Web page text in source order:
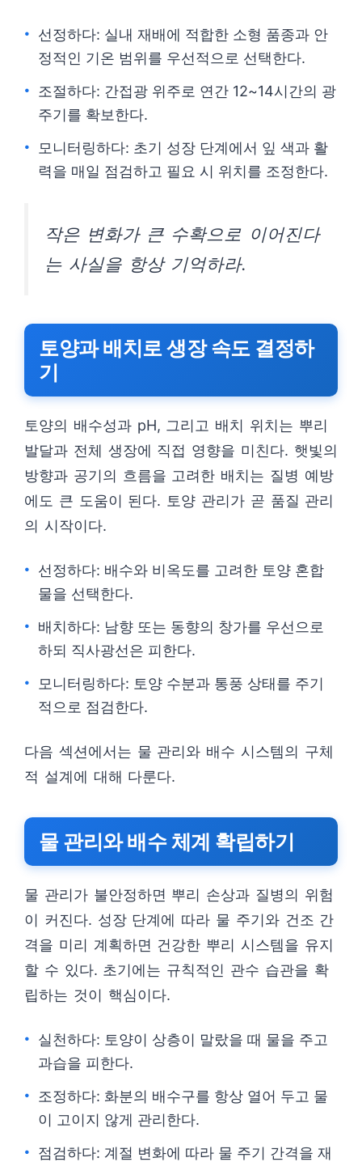
선정하다: 실내 재배에 적합한 소형 품종과 안
정적인 기온 범위를 우선적으로 선택한다.
조절하다: 간접광 위주로 연간 12~14시간의 광
주기를 확보한다.
모니터링하다: 초기 성장 단계에서 잎 색과 활
력을 매일 점검하고 필요 시 위치를 조정한다.
작은 변화가 큰 수확으로 이어진다
는 사실을 항상 기억하라.
토양과 배치로 생장 속도 결정하
기
토양의 배수성과 pH, 그리고 배치 위치는 뿌리
발달과 전체 생장에 직접 영향을 미친다. 햇빛의
방향과 공기의 흐름을 고려한 배치는 질병 예방
에도 큰 도움이 된다. 토양 관리가 곧 품질 관리
의 시작이다.
선정하다: 배수와 비옥도를 고려한 토양 혼합
물을 선택한다.
배치하다: 남향 또는 동향의 창가를 우선으로
하되 직사광선은 피한다.
모니터링하다: 토양 수분과 통풍 상태를 주기
적으로 점검한다.
다음 섹션에서는 물 관리와 배수 시스템의 구체
적 설계에 대해 다룬다.
물 관리와 배수 체계 확립하기
물 관리가 불안정하면 뿌리 손상과 질병의 위험
이 커진다. 성장 단계에 따라 물 주기와 건조 간
격을 미리 계획하면 건강한 뿌리 시스템을 유지
할 수 있다. 초기에는 규칙적인 관수 습관을 확
립하는 것이 핵심이다.
실천하다: 토양이 상층이 말랐을 때 물을 주고
과습을 피한다.
조정하다: 화분의 배수구를 항상 열어 두고 물
이 고이지 않게 관리한다.
점검하다: 계절 변화에 따라 물 주기 간격을 재